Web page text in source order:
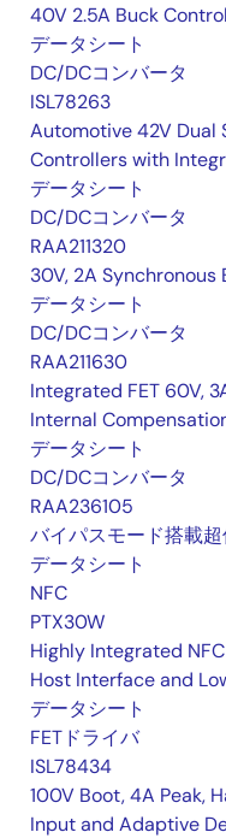
40V 2.5A Buck
データシート
DC/DCコンバータ
ISL78263
Automotive 42V Dual
Controllers with
データシート
DC/DCコンバータ
RAA211320
30V, 2A
データシート
DC/DCコンバータ
RAA211630
Integrated FET 60V,
Internal
データシート
DC/DCコンバータ
RAA236105
バイパスモード搭載
データシート
NFC
PTX30W
Highly Integrated
Host Interface and
データシート
FETドライバ
ISL78434
100V Boot, 4A Peak,
Input and Adaptive